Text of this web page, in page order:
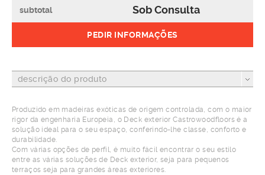
subtotal Sob Consulta
PEDIR INFORMAÇÕES
descrição do produto
Produzido em madeiras exóticas de origem controlada, com o maior
rigor da engenharia Europeia, o Deck exterior Castrowoodfloors é a
solução ideal para o seu espaço, conferindo-lhe classe, conforto e
durabilidade.
Com várias opções de perfil, é muito fácil encontrar o seu estilo
entre as várias soluções de Deck exterior, seja para pequenos
terraços seja para grandes áreas exteriores.